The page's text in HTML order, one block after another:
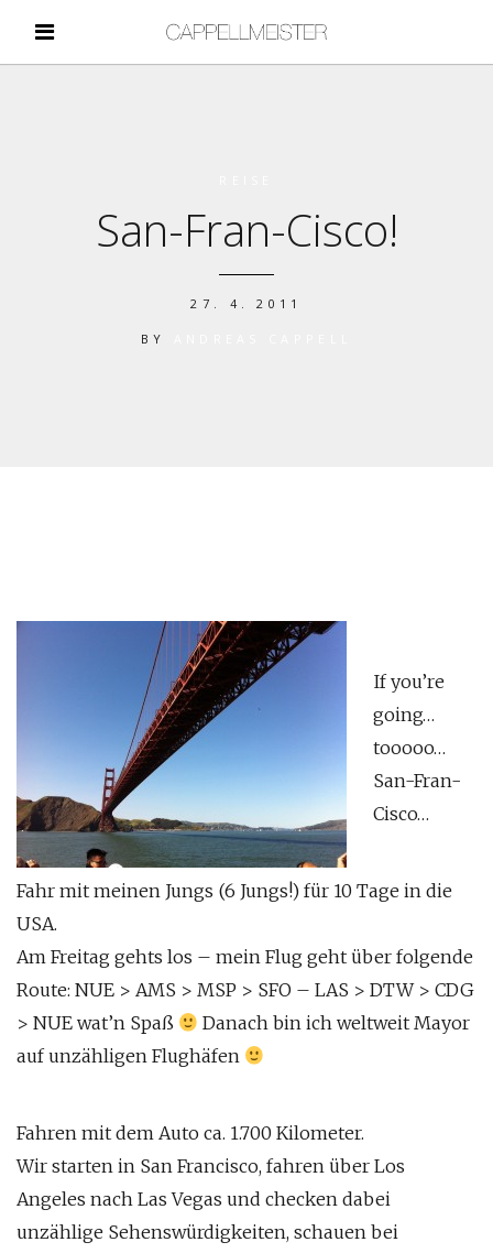
San-Fran-Cisco!
27. 4. 2011
BY
If you’re
going…
tooooo…
San-Fran-
Cisco…
Fahr mit meinen Jungs (6 Jungs!) für 10 Tage in die
USA.
Am Freitag gehts los – mein Flug geht über folgende
Route: NUE > AMS > MSP > SFO – LAS > DTW > CDG
> NUE wat’n Spaß
Danach bin ich weltweit Mayor
auf unzähligen Flughäfen
Fahren mit dem Auto ca. 1.700 Kilometer.
Wir starten in San Francisco, fahren über Los
Angeles nach Las Vegas und checken dabei
unzählige Sehenswürdigkeiten, schauen bei